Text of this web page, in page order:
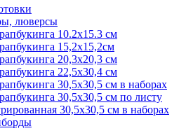
люверсы
10.2х15.3 см
15,2х15,2см
20,3х20,3 см
22,5х30,4 см
30,5х30,5 см в наборах
30,5х30,5 см по листу
30,5х30,5 см в наборах